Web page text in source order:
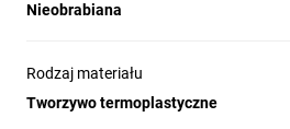
Nieobrabiana
Rodzaj materiału
Tworzywo termoplastyczne